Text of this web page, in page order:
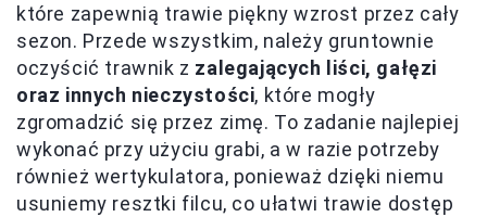
które zapewnią trawie piękny wzrost przez cały
sezon. Przede wszystkim, należy gruntownie
oczyścić trawnik z zalegających liści, gałęzi
oraz innych nieczystości, które mogły
zgromadzić się przez zimę. To zadanie najlepiej
wykonać przy użyciu grabi, a w razie potrzeby
również wertykulatora, ponieważ dzięki niemu
usuniemy resztki filcu, co ułatwi trawie dostęp